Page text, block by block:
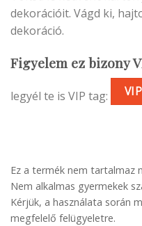
dekorációit. Vágd ki,
dekoráció.
Figyelem ez bizony
legyél te is VIP tag:
Ez a termék nem tartalmaz
Nem alkalmas gyermekek
Kérjük, a használata során
megfelelő felügyeletre.